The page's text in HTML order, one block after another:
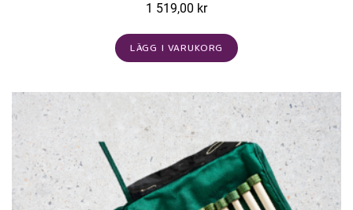
1 519,00 kr
LÄGG I VARUKORG